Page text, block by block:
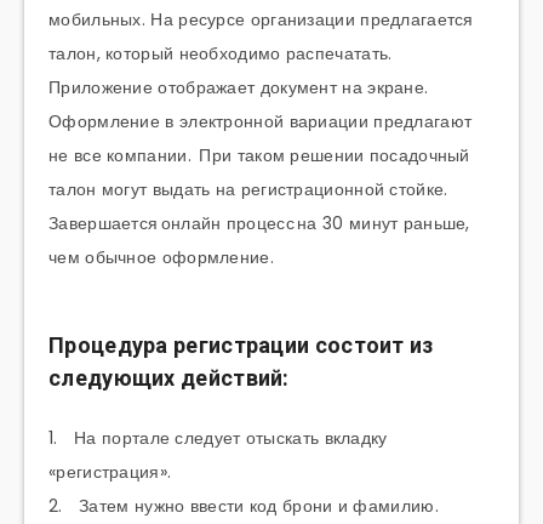
мобильных. На ресурсе организации предлагается
талон, который необходимо распечатать.
Приложение отображает документ на экране.
Оформление в электронной вариации предлагают
не все компании. При таком решении посадочный
талон могут выдать на регистрационной стойке.
Завершается онлайн процесс на 30 минут раньше,
чем обычное оформление.
Процедура регистрации состоит из
следующих действий:
1. На портале следует отыскать вкладку
«регистрация».
2. Затем нужно ввести код брони и фамилию.